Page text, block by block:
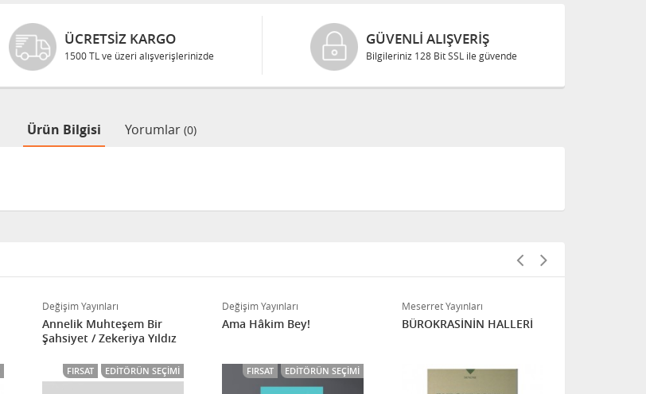
ÜCRETSIZ KARGO
1500 TL ve üzeri alışverişlerinizde
GÜVENLI ALIŞVERIŞ
Bilgileriniz 128 Bit SSL ile güvende
Ürün Bilgisi Yorumlar (0)
Değişim Yayınları
Annelik Muhteşem Bir
Şahsiyet / Zekeriya Yıldız
FIRSAT EDITÖRÜN SEÇIMI
Değişim Yayınları
Ama Hâkim Bey!
FIRSAT EDITÖRÜN SEÇIMI
Meserret Yayınları
BÜROKRASİNİN HALLERİ